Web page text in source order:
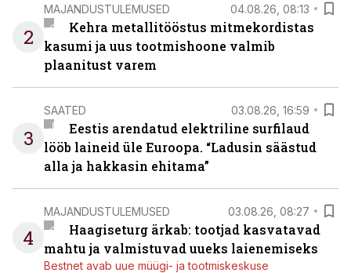
2
MAJANDUSTULEMUSED 04.08.26, 08:13
Kehra metallitööstus mitmekordistas
kasumi ja uus tootmishoone valmib
plaanitust varem
3
SAATED 03.08.26, 16:59
Eestis arendatud elektriline surfilaud
lööb laineid üle Euroopa. “Ladusin säästud
alla ja hakkasin ehitama”
4
MAJANDUSTULEMUSED 03.08.26, 08:27
Haagiseturg ärkab: tootjad kasvatavad
mahtu ja valmistuvad uueks laienemiseks
Bestnet avab uue müügi- ja tootmiskeskuse